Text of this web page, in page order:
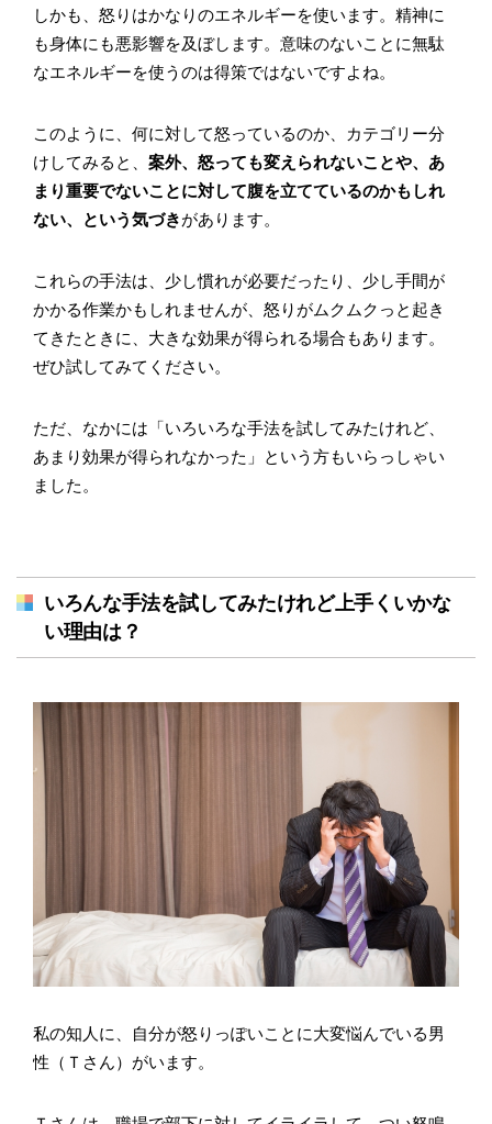
しかも、怒りはかなりのエネルギーを使います。精神に
も身体にも悪影響を及ぼします。意味のないことに無駄
なエネルギーを使うのは得策ではないですよね。
このように、何に対して怒っているのか、カテゴリー分
けしてみると、 案外、怒っても変えられないことや、あ
まり重要でないことに対して腹を立てているのかもしれ
ない、という気づきがあります。
これらの手法は、少し慣れが必要だったり、少し手間が
かかる作業かもしれませんが、怒りがムクムクっと起き
てきたときに、大きな効果が得られる場合もあります。
ぜひ試してみてください。
ただ、なかには「いろいろな手法を試してみたけれど、
あまり効果が得られなかった」という方もいらっしゃい
ました。
いろんな手法を試してみたけれど上手くいかな
い理由は？
私の知人に、自分が怒りっぽいことに大変悩んでいる男
性（Ｔさん）がいます。